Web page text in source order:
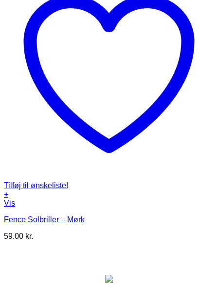
Tilføj til ønskeliste!
+
Vis
Fence Solbriller – Mørk
59.00 kr.